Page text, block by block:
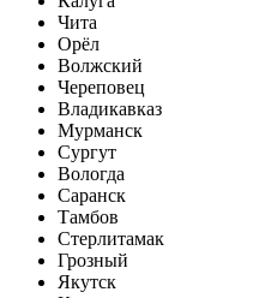
Чита
Орёл
Волжский
Череповец
Владикавказ
Мурманск
Сургут
Вологда
Саранск
Тамбов
Стерлитамак
Грозный
Якутск